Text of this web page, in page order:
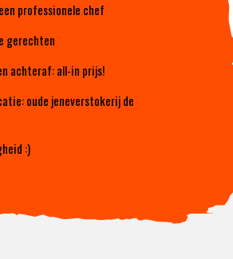
professionele chef
gerechten
achteraf: all-in prijs!
oude jeneverstokerij de
:)